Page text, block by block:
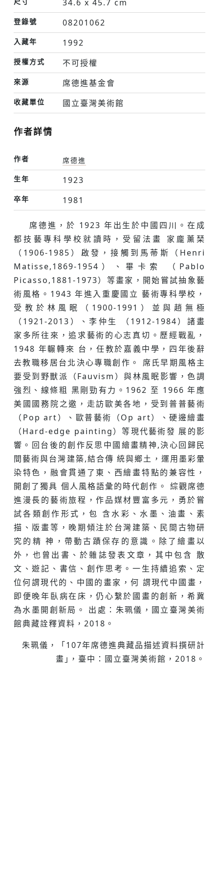
34.6 x 45.7 cm
登錄號 08201062
入藏年 1992
授權方式 不可授權
來源 席德進基金會
收藏單位 國立臺灣美術館
作者詳情
作者
席德進
生年
1923
卒年 1981
席德進，於 1923 年出⽣於中國四川。在成
都技藝專科學校就讀時，受留法畫 家龐薰琹
（1906-1985）啟發，接觸到⾺蒂斯（Henri
Matisse,1869-1954）、畢卡索 （Pablo
Picasso,1881-1973）等畫家，開始嘗試抽象藝
術風格。1943 年進入重慶國⽴ 藝術專科學校，
受教於林風眠（1900-1991）並與趙無極
（1921-2013）、李仲⽣ （1912-1984）諸畫
家多所往來，追求藝術的⼼志真切。歷經戰亂，
1948 年輾轉來 台，任教於嘉義中學，四年後辭
去教職移居台北決⼼專職創作。 席氏早期風格主
要受到野獸派（Fauvism）與林風眠影響，⾊調
強烈、線條粗 ⿊剛勁有⼒。1962 至 1966 年應
美國國務院之邀，⾛訪歐美各地，受到普普藝術
（Pop art）、歐普藝術（Op art）、硬邊繪畫
（Hard-edge painting）等現代藝術發 展的影
響。回台後的創作反思中國繪畫精神,決⼼回歸民
間藝術與台灣建築,結合傳 統與鄉⼟，運⽤墨彩暈
染特⾊，融會貫通了東、西繪畫特點的兼容性，
開創了獨具 個⼈風格語彙的時代創作。 綜觀席德
進漫長的藝術旅程，作品媒材豐富多元，勇於嘗
試各類創作形式，包 含⽔彩、⽔墨、油畫、素
描、版畫等，晚期傾注於台灣建築、民間古物研
究的精 神，帶動古蹟保存的意識。除了繪畫以
外，也曾出書、於雜誌發表⽂章，其中包含 散
⽂、遊記、書信、創作思考。⼀⽣持續追索、定
位何謂現代的、中國的畫家，何 謂現代中國畫，
即便晚年臥病在床，仍⼼繫於國畫的創新，希冀
為⽔墨開創新局。 出處：朱珮儀，國立臺灣美術
館典藏詮釋資料，2018。
朱珮儀，「107年席德進典藏品描述資料撰研計
畫｣，臺中：國立臺灣美術館，2018。